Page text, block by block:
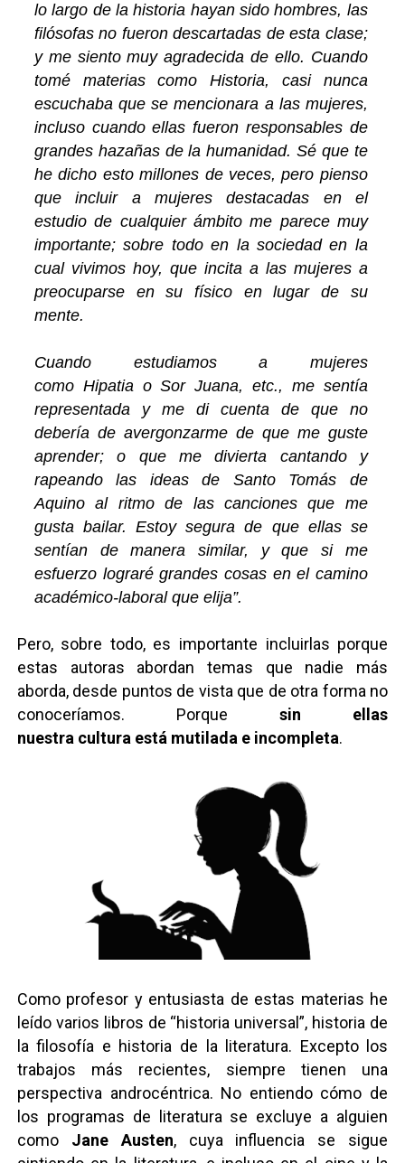
lo largo de la historia hayan sido hombres, las
filósofas no fueron descartadas de esta clase;
y me siento muy agradecida de ello. Cuando
tomé materias como Historia, casi nunca
escuchaba que se mencionara a las mujeres,
incluso cuando ellas fueron responsables de
grandes hazañas de la humanidad. Sé que te
he dicho esto millones de veces, pero pienso
que incluir a mujeres destacadas en el
estudio de cualquier ámbito me parece muy
importante; sobre todo en la sociedad en la
cual vivimos hoy, que incita a las mujeres a
preocuparse en su físico en lugar de su
mente.
Cuando estudiamos a mujeres
como Hipatiao Sor Juana, etc., me sentía
representada y me di cuenta de que no
debería de avergonzarme de que me guste
aprender; o que me divierta cantando y
rapeando las ideas de Santo Tomás de
Aquino al ritmo de las canciones que me
gusta bailar. Estoy segura de que ellas se
sentían de manera similar, y que si me
esfuerzo lograré grandes cosas en el camino
académico-laboral que elija”.
Pero, sobre todo, es importante incluirlas porque
estas autoras abordan temas que nadie más
aborda, desde puntos de vista que de otra forma no
conoceríamos. Porquesin ellas
nuestra cultura está mutilada e incompleta.
Como profesor y entusiasta de estas materias he
leído varios libros de “historia universal”, historia de
la filosofía e historia de la literatura. Excepto los
trabajos más recientes, siempre tienen una
perspectiva androcéntrica. No entiendo cómo de
los programas de literatura se excluye a alguien
como Jane Austen, cuya influencia se sigue